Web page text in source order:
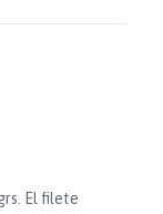
El filete